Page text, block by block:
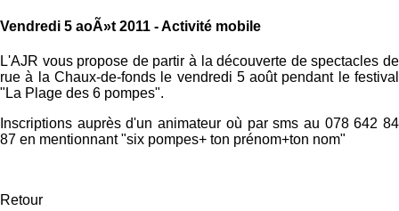
Vendredi 5 aoÃ»t 2011 - Activité mobile
L'AJR vous propose de partir à la découverte de spectacles de
rue à la Chaux-de-fonds le vendredi 5 août pendant le festival
"La Plage des 6 pompes".
Inscriptions auprès d'un animateur où par sms au 078 642 84
87 en mentionnant "six pompes+ ton prénom+ton nom"
Retour